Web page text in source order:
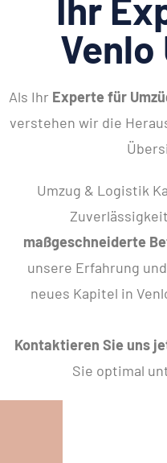
Ihr
Venlo
Als Ihr Experte für
verstehen wir die
Umzug & Logistik
maßgeschneiderte
unsere Erfahrung
neues Kapitel in
Kontaktieren Sie uns
Sie optimal